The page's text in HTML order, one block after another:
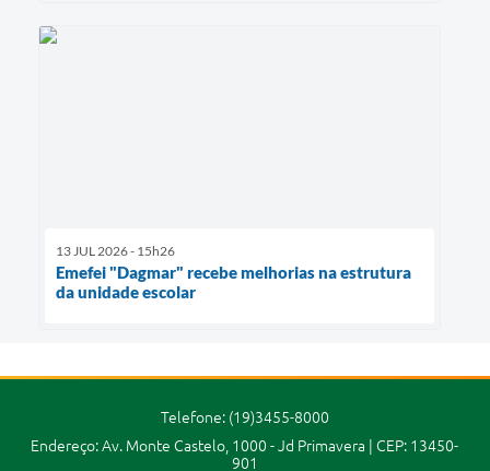
13 JUL 2026 - 15h26
Emefei "Dagmar" recebe melhorias na estrutura
da unidade escolar
Telefone: (19)3455-8000
Endereço: Av. Monte Castelo, 1000 - Jd Primavera | CEP: 13450-
901